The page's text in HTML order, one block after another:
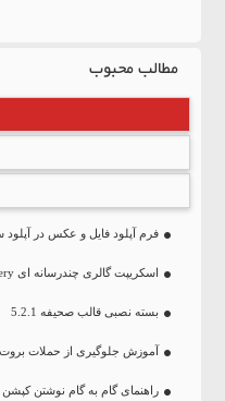
مطالب محبوب
فرم آپلود فایل و عکس در آپلود
اسکریپت گالری چندرسانه ای Simple Lightbox Gallery
بسته نصبی قالب صحیفه 5.2.1
آموزش جلوگیری از حملات
راهنمای گام به گام نوشتن کپشن